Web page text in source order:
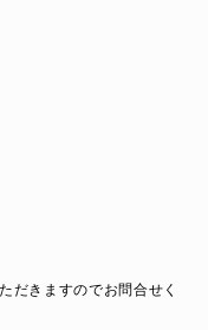
だきますのでお問合せく